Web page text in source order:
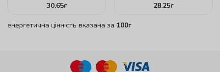
30.65г
28.25г
енергетична цінність вказана за 100г